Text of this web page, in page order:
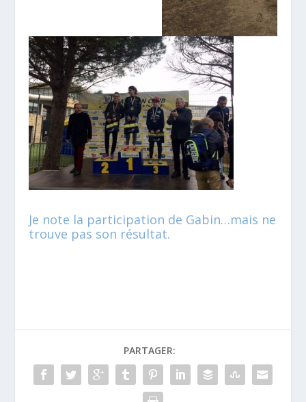
Je note la participation de Gabin…mais ne
trouve pas son résultat.
PARTAGER: